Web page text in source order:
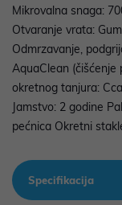
Mikrovalna snaga:
Otvaranje vrata:
Odmrzavanje,
AquaClean
okretnog tanjura:
Jamstvo: 2 godine
pećnica Okretni
Specifikacija